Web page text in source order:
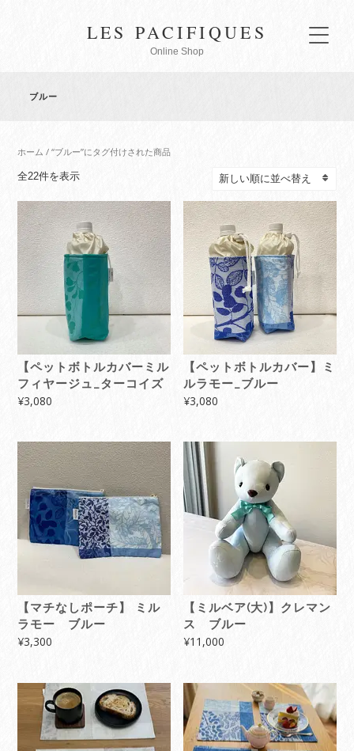
LES PACIFIQUES
Online Shop
ブルー
ホーム / “ブルー”にタグ付けされた商品
全22件を表示新
い
順
【ペットボトルカバーミル
フィヤージュ_ターコイズ
¥3,080
【ペットボトルカバー】ミ
ルラモー_ブルー
¥3,080
【マチなしポーチ】 ミル
ラモー ブルー
¥3,300
【ミルベア(大)】クレマン
ス ブルー
¥11,000